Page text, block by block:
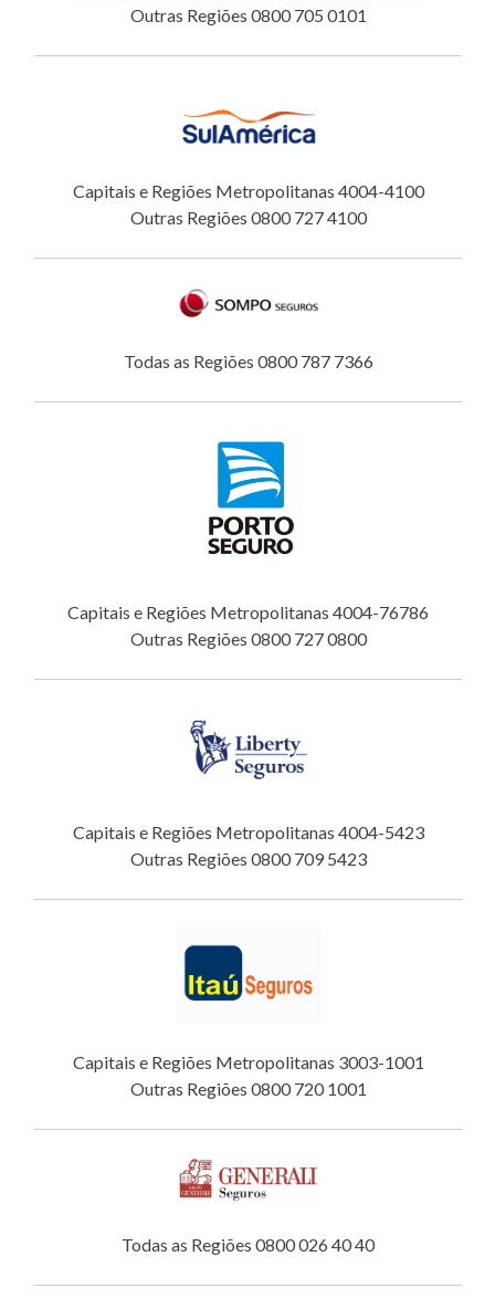
Outras Regiões 0800 705 0101
Capitais e Regiões Metropolitanas 4004-4100
Outras Regiões 0800 727 4100
Todas as Regiões 0800 787 7366
Capitais e Regiões Metropolitanas 4004-76786
Outras Regiões 0800 727 0800
Capitais e Regiões Metropolitanas 4004-5423
Outras Regiões 0800 709 5423
Capitais e Regiões Metropolitanas 3003-1001
Outras Regiões 0800 720 1001
Todas as Regiões 0800 026 40 40